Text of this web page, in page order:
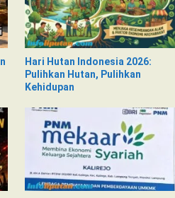
Hari Hutan Indonesia 2026:
Pulihkan Hutan, Pulihkan
Kehidupan